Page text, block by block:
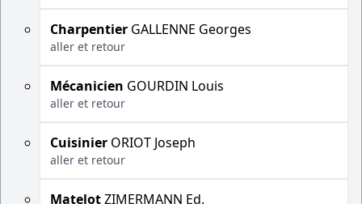
Charpentier GALLENNE Georges
aller et retour
Mécanicien GOURDIN Louis
aller et retour
Cuisinier ORIOT Joseph
aller et retour
MatelotZIMERMANN Ed.